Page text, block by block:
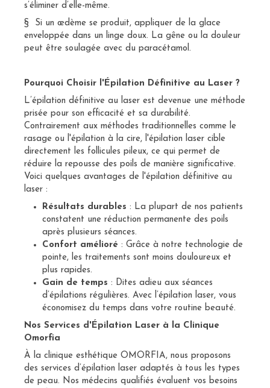
s’éliminer d’elle-même.
§ Si un œdème se produit, appliquer de la glace
enveloppée dans un linge doux. La gêne ou la douleur
peut être soulagée avec du paracétamol.
Pourquoi Choisir l'Épilation Définitive au Laser ?
L’épilation définitive au laser est devenue une méthode
prisée pour son efficacité et sa durabilité.
Contrairement aux méthodes traditionnelles comme le
rasage ou l'épilation à la cire, l'épilation laser cible
directement les follicules pileux, ce qui permet de
réduire la repousse des poils de manière significative.
Voici quelques avantages de l'épilation définitive au
laser :
Résultats durables : La plupart de nos patients
constatent une réduction permanente des poils
après plusieurs séances.
Confort amélioré : Grâce à notre technologie de
pointe, les traitements sont moins douloureux et
plus rapides.
Gain de temps : Dites adieu aux séances
d’épilations régulières. Avec l’épilation laser, vous
économisez du temps dans votre routine beauté.
Nos Services d'Épilation Laser à la Clinique
Omorfia
À la clinique esthétique OMORFIA, nous proposons
des services d’épilation laser adaptés à tous les types
de peau. Nos médecins qualifiés évaluent vos besoins